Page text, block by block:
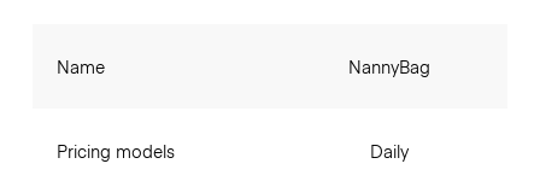
Name
Pricing models
NannyBag
Daily